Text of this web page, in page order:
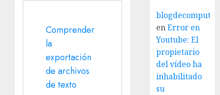
Comprender
la
exportación
de archivos
de texto
enError en
Youtube: El
propietario
del vídeo ha
inhabilitado
su